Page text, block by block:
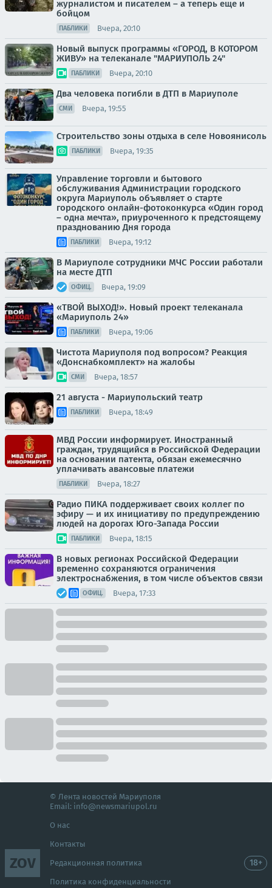
журналистом и писателем – а теперь еще и
бойцом
ПАБЛИКИ Вчера, 20:10
Новый выпуск программы «ГОРОД, В КОТОРОМ
ЖИВУ» на телеканале "МАРИУПОЛЬ 24"
ПАБЛИКИ Вчера, 20:10
Два человека погибли в ДТП в Мариуполе
СМИ Вчера, 19:55
Строительство зоны отдыха в селе Новоянисоль
ПАБЛИКИ Вчера, 19:35
Управление торговли и бытового
обслуживания Администрации городского
округа Мариуполь объявляет о старте
городского онлайн-фотоконкурса «Один город
– одна мечта», приуроченного к предстоящему
празднованию Дня города
ПАБЛИКИ Вчера, 19:12
В Мариуполе сотрудники МЧС России работали
на месте ДТП
ОФИЦ. Вчера, 19:09
«ТВОЙ ВЫХОД!». Новый проект телеканала
«Мариуполь 24»
ПАБЛИКИ Вчера, 19:06
Чистота Мариуполя под вопросом? Реакция
«Донснабкомплект» на жалобы
СМИ Вчера, 18:57
21 августа - Мариупольский театр
ПАБЛИКИ Вчера, 18:49
МВД России информирует. Иностранный
граждан, трудящийся в Российской Федерации
на основании патента, обязан ежемесячно
уплачивать авансовые платежи
ПАБЛИКИ Вчера, 18:27
Радио ПИКА поддерживает своих коллег по
эфиру — и их инициативу по предупреждению
людей на дорогах Юго-Запада России
ПАБЛИКИ Вчера, 18:15
В новых регионах Российской Федерации
временно сохраняются ограничения
электроснабжения, в том числе объектов связи
ОФИЦ. Вчера, 17:33
ZOV
© Лента новостей Мариуполя
Email: info@newsmariupol.ru
О нас
Контакты
Редакционная политика
Политика конфиденциальности
18+